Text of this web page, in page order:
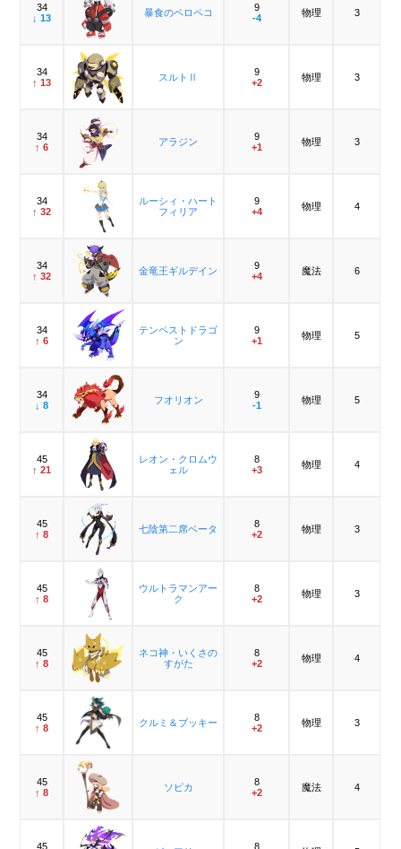
34
↓ 13
暴食のペロペコ
9
-4
物理 3
34
↑ 13
スルトⅡ
9
+2
物理 3
34
↑ 6
アラジン
9
+1
物理 3
34
↑ 32
ルーシィ・ハート
フィリア
9
+4
物理 4
34
↑ 32
金竜王ギルデイン
9
+4
魔法 6
34
↑ 6
テンペストドラゴ
ン
9
+1
物理 5
34
↓ 8
フオリオン
9
-1
物理 5
45
↑ 21
レオン・クロムウ
ェル
8
+3
物理 4
45
↑ 8
七陰第二席ベータ
8
+2
物理 3
45
↑ 8
ウルトラマンアー
ク
8
+2
物理 3
45
↑ 8
ネコ神・いくさの
すがた
8
+2
物理 4
45
↑ 8
クルミ＆ブッキー
8
+2
物理 3
45
↑ 8
ソピカ
8
+2
魔法 4
45
8